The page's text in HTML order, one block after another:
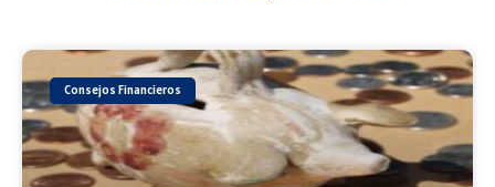
Consejos Financieros